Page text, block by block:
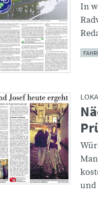
In
und